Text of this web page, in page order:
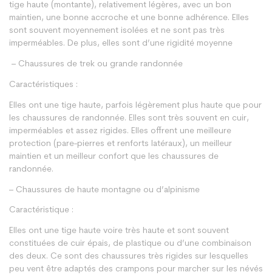
tige haute (montante), relativement légères, avec un bon
maintien, une bonne accroche et une bonne adhérence. Elles
sont souvent moyennement isolées et ne sont pas très
imperméables. De plus, elles sont d’une rigidité moyenne
– Chaussures de trek ou grande randonnée
Caractéristiques :
Elles ont une tige haute, parfois légèrement plus haute que pour
les chaussures de randonnée. Elles sont très souvent en cuir,
imperméables et assez rigides. Elles offrent une meilleure
protection (pare-pierres et renforts latéraux), un meilleur
maintien et un meilleur confort que les chaussures de
randonnée.
– Chaussures de haute montagne ou d’alpinisme
Caractéristique :
Elles ont une tige haute voire très haute et sont souvent
constituées de cuir épais, de plastique ou d’une combinaison
des deux. Ce sont des chaussures très rigides sur lesquelles
peu vent être adaptés des crampons pour marcher sur les névés